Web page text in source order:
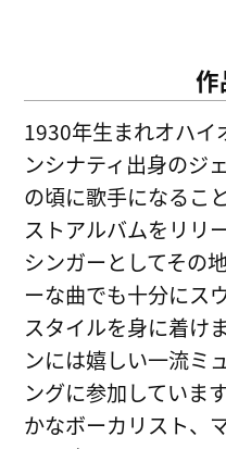
作
1930年生まれオハイ
ンシナティ出身のジ
の頃に歌手になるこ
ストアルバムをリリ
シンガーとしてその
ーな曲でも十分にス
スタイルを身に着け
ンには嬉しい一流ミ
ングに参加していま
かなボーカリスト、